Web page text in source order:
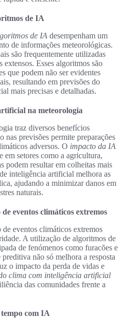
de IA
de IA desempenham um
de informações meteorológicas.
são frequentemente utilizadas
extensos. Esses algoritmos são
que podem não ser evidentes
resultando em previsões do
mais precisas e detalhadas.
na meteorologia
traz diversos benefícios
nas previsões permite preparações
adversos. O impacto da IA
em setores como a agricultura,
podem resultar em colheitas mais
inteligência artificial melhora as
ajudando a minimizar danos em
naturais.
eventos climáticos extremos
eventos climáticos extremos
A utilização de algoritmos de
de fenómenos como furacões e
não só melhora a resposta
o impacto da perda de vidas e
clima com inteligência artificial
das comunidades frente a
com IA